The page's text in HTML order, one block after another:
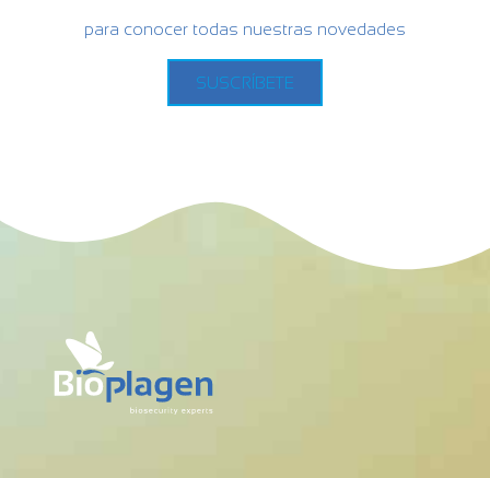
para conocer todas nuestras novedades
SUSCRÍBETE